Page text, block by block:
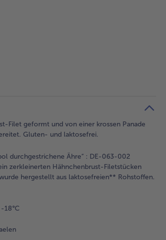
Filet geformt und von einer krossen Panade
Gluten- und laktosefrei.
durchgestrichene Ähre“ : DE-063-002
zerkleinerten Hähnchenbrust-Filetstücken
hergestellt aus laktosefreien** Rohstoffen.
18°C